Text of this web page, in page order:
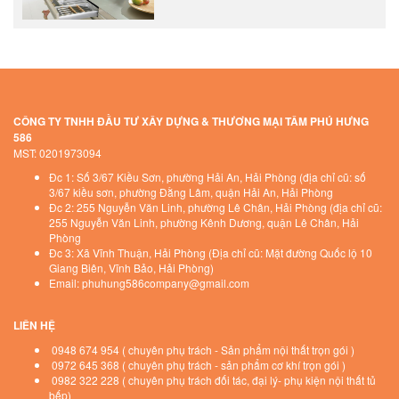
CÔNG TY TNHH ĐẦU TƯ XÂY DỰNG & THƯƠNG MẠI TÂM PHÚ HƯNG
586
MST: 0201973094
Đc 1: Số 3/67 Kiều Sơn, phường Hải An, Hải Phòng (địa chỉ cũ: số
3/67 kiều sơn, phường Đằng Lâm, quận Hải An, Hải Phòng
Đc 2: 255 Nguyễn Văn Linh, phường Lê Chân, Hải Phòng (địa chỉ cũ:
255 Nguyễn Văn Linh, phường Kênh Dương, quận Lê Chân, Hải
Phòng
Đc 3: Xã Vĩnh Thuận, Hải Phòng (Địa chỉ cũ: Mặt đường Quốc lộ 10
Giang Biên, Vĩnh Bảo, Hải Phòng)
Email: phuhung586company@gmail.com
LIÊN HỆ
0948 674 954 ( chuyên phụ trách - Sản phẩm nội thất trọn gói )
0972 645 368 ( chuyên phụ trách - sản phẩm cơ khí trọn gói )
0982 322 228 ( chuyên phụ trách đối tác, đại lý- phụ kiện nội thất tủ
bếp)